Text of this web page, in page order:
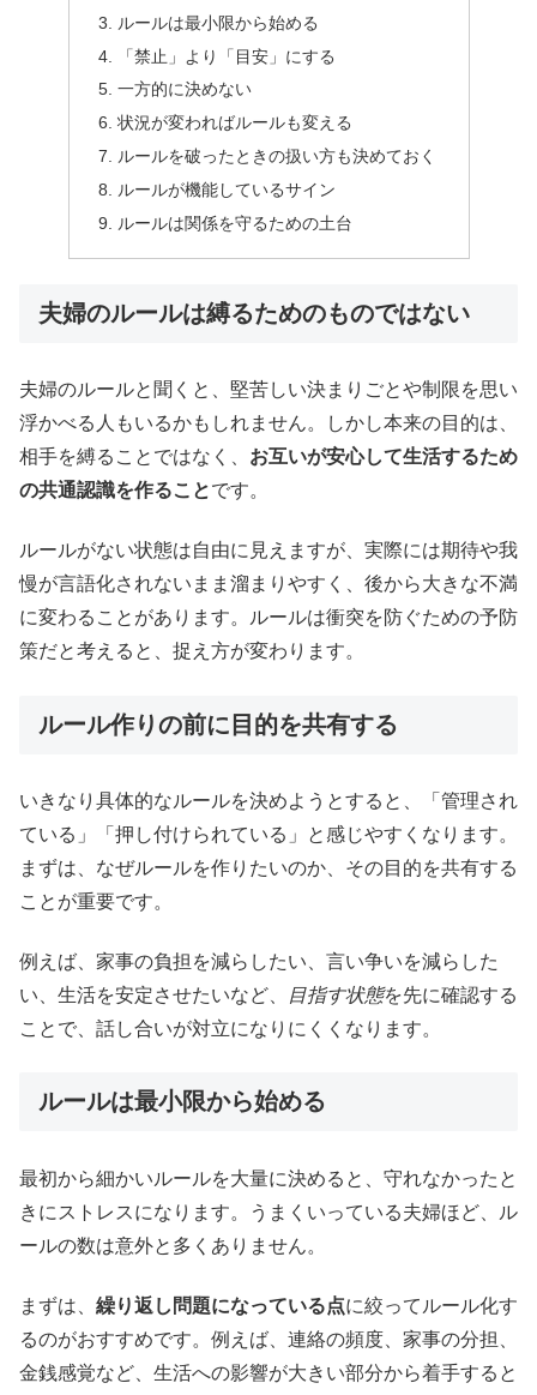
ルールは最小限から始める
「禁止」より「目安」にする
一方的に決めない
状況が変わればルールも変える
ルールを破ったときの扱い方も決めておく
ルールが機能しているサイン
ルールは関係を守るための土台
夫婦のルールは縛るためのものではない
夫婦のルールと聞くと、堅苦しい決まりごとや制限を思い
浮かべる人もいるかもしれません。しかし本来の目的は、
相手を縛ることではなく、 お互いが安心して生活するため
の共通認識を作ることです。
ルールがない状態は自由に見えますが、実際には期待や我
慢が言語化されないまま溜まりやすく、後から大きな不満
に変わることがあります。ルールは衝突を防ぐための予防
策だと考えると、捉え方が変わります。
ルール作りの前に目的を共有する
いきなり具体的なルールを決めようとすると、「管理され
ている」「押し付けられている」と感じやすくなります。
まずは、なぜルールを作りたいのか、その目的を共有する
ことが重要です。
例えば、家事の負担を減らしたい、言い争いを減らした
い、生活を安定させたいなど、
目指す状態を先に確認する
ことで、話し合いが対立になりにくくなります。
ルールは最小限から始める
最初から細かいルールを大量に決めると、守れなかったと
きにストレスになります。うまくいっている夫婦ほど、ル
ールの数は意外と多くありません。
まずは、 繰り返し問題になっている点に絞ってルール化す
るのがおすすめです。例えば、連絡の頻度、家事の分担、
金銭感覚など、生活への影響が大きい部分から着手すると